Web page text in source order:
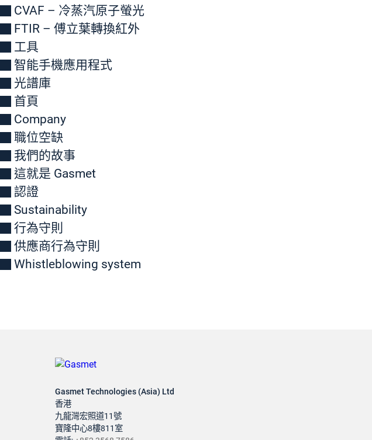
CVAF – 冷蒸汽原子螢光
FTIR – 傅立葉轉換紅外
工具
智能手機應用程式
光譜庫
首頁
Company
職位空缺
我們的故事
這就是 Gasmet
認證
Sustainability
行為守則
供應商行為守則
Whistleblowing system
Gasmet Technologies (Asia) Ltd
香港
九龍灣宏照道11號
寶隆中心8樓811室